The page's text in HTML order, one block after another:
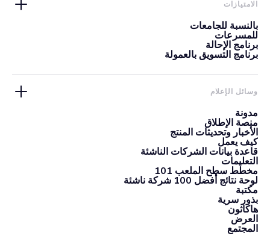
الامتيازات
بالنسبة للجامعات
للمسرعات
برنامج الإحالة
برنامج التسويق بالعمولة
وسائل الإعلام
مدونة
منصة الإطلاق
الأخبار وتحديثات المنتج
كيف يعمل
قاعدة بيانات الشركات الناشئة
التعليمات
مخطط سطح الملعب 101
لوحة نتائج أفضل 100 شركة ناشئة
مكتبة
بذور سرية
هاكاثون
العرض
المجتمع